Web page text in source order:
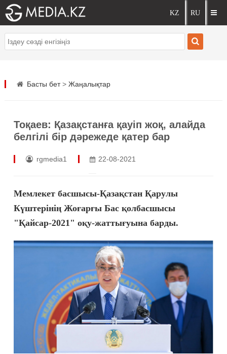
Басты бет> Жаңалықтар
Тоқаев: Қазақстанға қауіп жоқ, алайда
белгілі бір дәрежеде қатер бар
rgmedia1 22-08-2021
Мемлекет басшысы-Қазақстан Қарулы
Күштерінің Жоғарғы Бас қолбасшысы
"Қайсар-2021" оқу-жаттығуына барды.